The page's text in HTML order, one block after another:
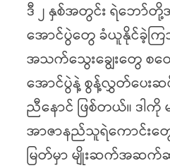
ဒီ ၂ နှစ်အတွင်း ရဲဘော်တို့အ
အောင်ပွဲတွေ ခံယူနိုင်ခဲ့
အသက်သွေးချွေးတွေ စ
အောင်ပွဲနဲ့ စွန့်လွှတ်ပေးဆ
ညီနောင် ဖြစ်တယ်။ ဒါ
အာဇာနည်သူရဲကောင်း
မြတ်မှာ မျိုးဆက်အဆက်